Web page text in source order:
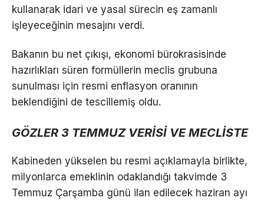
kullanarak idari ve yasal sürecin eş zamanlı
işleyeceğinin mesajını verdi.
Bakanın bu net çıkışı, ekonomi bürokrasisinde
hazırlıkları süren formüllerin meclis grubuna
sunulması için resmi enflasyon oranının
beklendiğini de tescillemiş oldu.
GÖZLER 3 TEMMUZ VERİSİ VE MECLİSTE
Kabineden yükselen bu resmi açıklamayla birlikte,
milyonlarca emeklinin odaklandığı takvimde 3
Temmuz Çarşamba günü ilan edilecek haziran ayı